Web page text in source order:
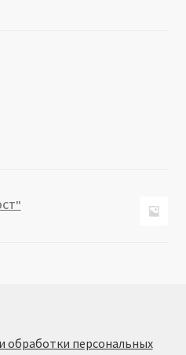
обработки персональных